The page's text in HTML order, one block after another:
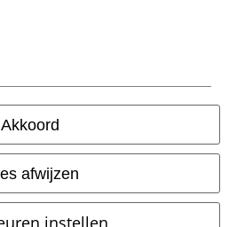
Akkoord
afwijzen
instellen